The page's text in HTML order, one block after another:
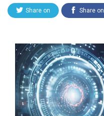
Share on Share on